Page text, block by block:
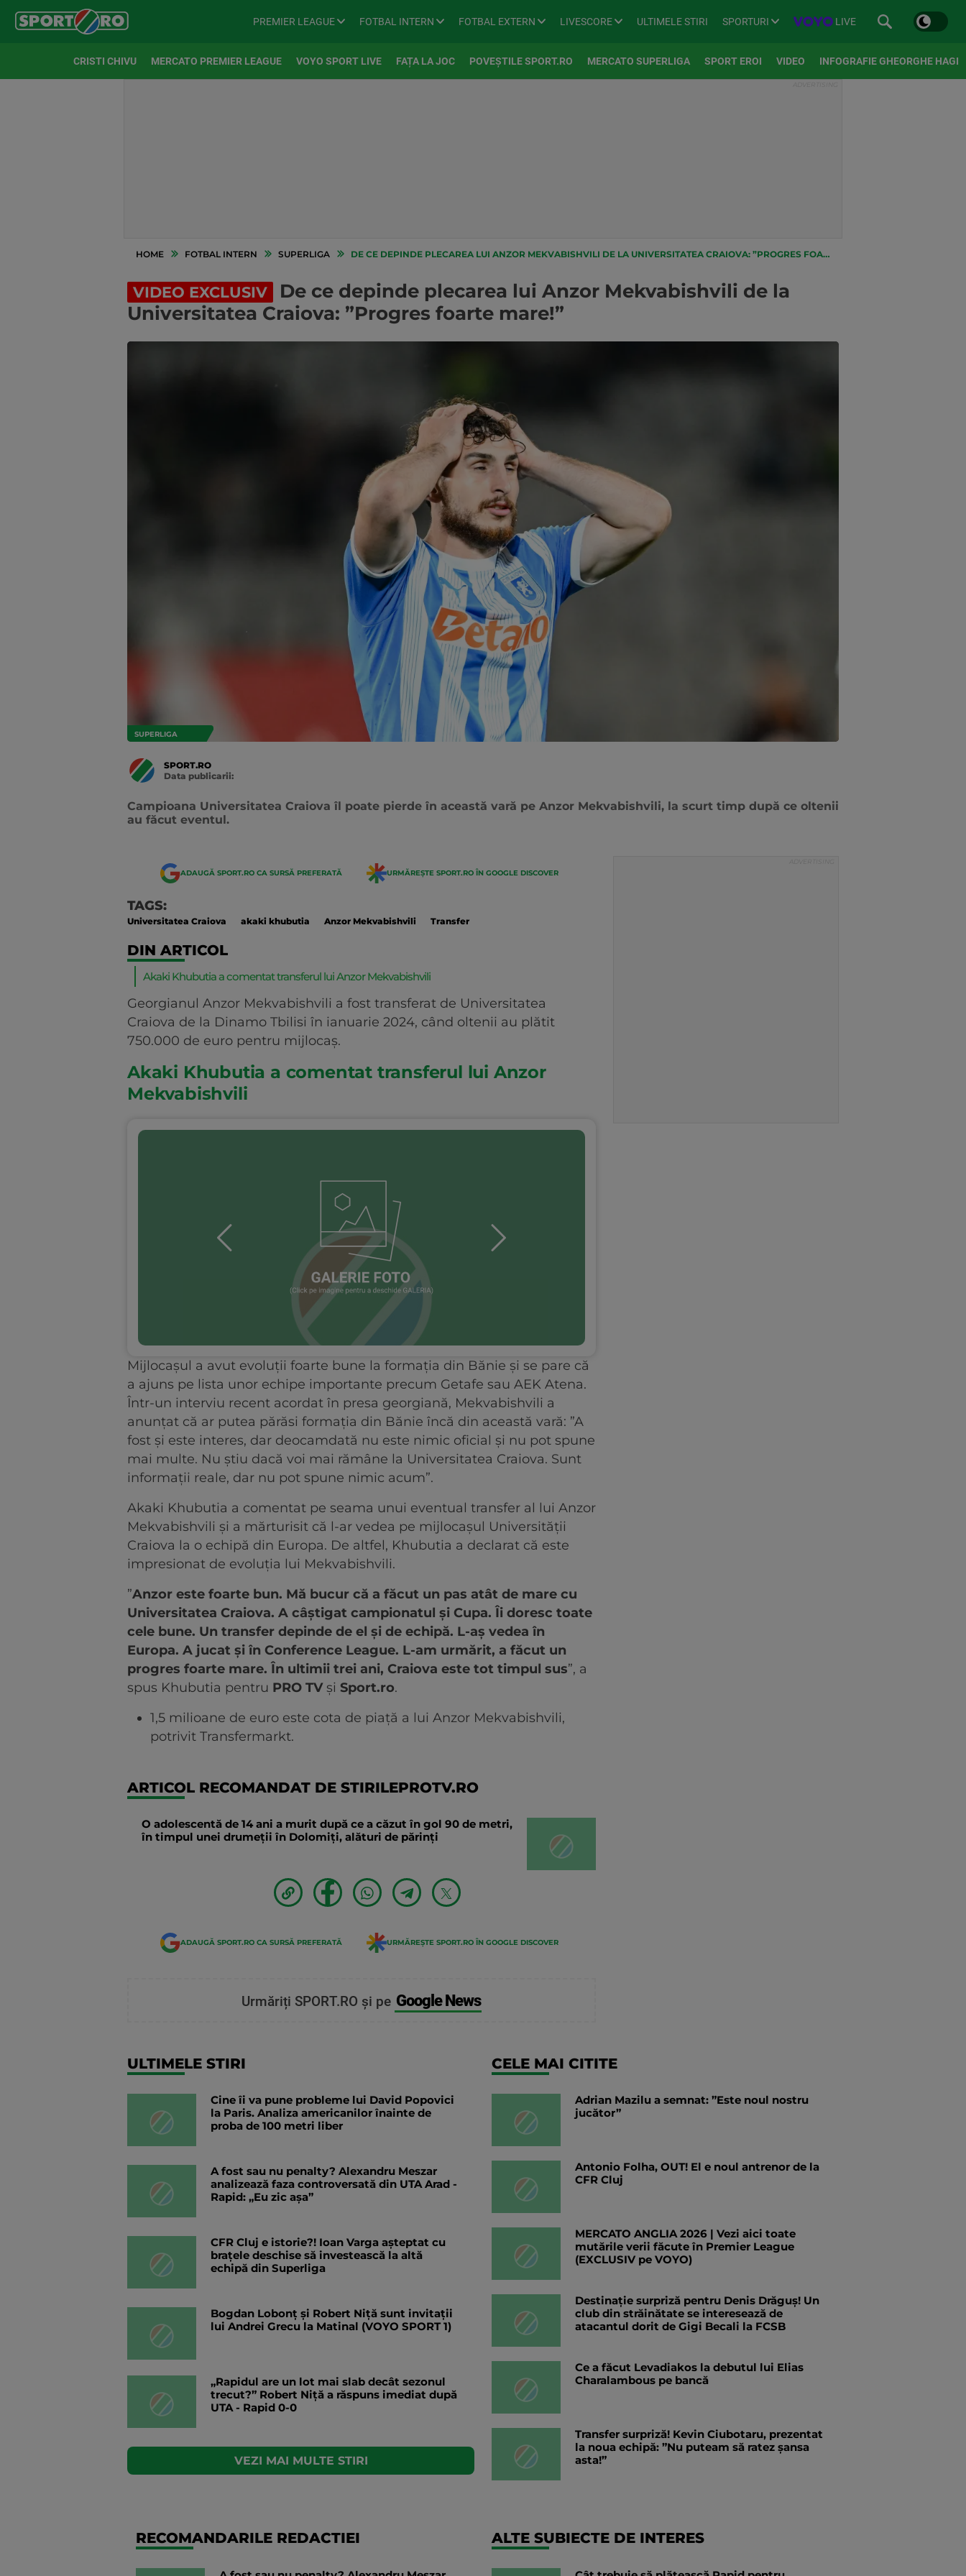
PREMIER LEAGUE FOTBAL INTERN FOTBAL EXTERN LIVESCORE ULTIMELE STIRI SPORTURI LIVE
CRISTI CHIVU MERCATO PREMIER LEAGUE VOYO SPORT LIVE FAȚA LA JOC POVEȘTILE SPORT.RO MERCATO SUPERLIGA SPORT EROI VIDEO INFOGRAFIE GHEORGHE HAGI
HOME FOTBAL INTERN SUPERLIGA DE CE DEPINDE PLECAREA LUI ANZOR MEKVABISHVILI DE LA UNIVERSITATEA CRAIOVA: ”PROGRES FOARTE MARE!”
VIDEO EXCLUSIV
De ce depinde plecarea lui Anzor Mekvabishvili de la
Universitatea Craiova: ”Progres foarte mare!”
SUPERLIGA
SPORT.RO
Data publicarii:
Campioana Universitatea Craiova îl poate pierde în această vară pe Anzor Mekvabishvili, la scurt timp după ce oltenii
au făcut eventul.
ADAUGĂ SPORT.RO CA SURSĂ PREFERATĂ URMĂREȘTE SPORT.RO ÎN GOOGLE DISCOVER
TAGS:
Universitatea Craiova akaki khubutia Anzor Mekvabishvili Transfer
DIN ARTICOL
Akaki Khubutia a comentat transferul lui Anzor Mekvabishvili
Georgianul Anzor Mekvabishvili a fost transferat de Universitatea
Craiova de la Dinamo Tbilisi în ianuarie 2024, când oltenii au plătit
750.000 de euro pentru mijlocaș.
Akaki Khubutia a comentat transferul lui Anzor
Mekvabishvili
Mijlocașul a avut evoluții foarte bune la formația din Bănie și se pare că
a ajuns pe lista unor echipe importante precum Getafe sau AEK Atena.
Într-un interviu recent acordat în presa georgiană, Mekvabishvili a
anunțat că ar putea părăsi formația din Bănie încă din această vară: ”A
fost și este interes, dar deocamdată nu este nimic oficial și nu pot spune
mai multe. Nu știu dacă voi mai rămâne la Universitatea Craiova. Sunt
informații reale, dar nu pot spune nimic acum”.
Akaki Khubutia a comentat pe seama unui eventual transfer al lui Anzor
Mekvabishvili și a mărturisit că l-ar vedea pe mijlocașul Universității
Craiova la o echipă din Europa. De altfel, Khubutia a declarat că este
impresionat de evoluția lui Mekvabishvili.
”Anzor este foarte bun. Mă bucur că a făcut un pas atât de mare cu
Universitatea Craiova. A câștigat campionatul și Cupa. Îi doresc toate
cele bune. Un transfer depinde de el și de echipă. L-aș vedea în
Europa. A jucat și în Conference League. L-am urmărit, a făcut un
progres foarte mare. În ultimii trei ani, Craiova este tot timpul sus”, a
spus Khubutia pentru PRO TVși Sport.ro.
1,5 milioane de euro este cota de piață a lui Anzor Mekvabishvili,
potrivit Transfermarkt.
ARTICOL RECOMANDAT DE STIRILEPROTV.RO
O adolescentă de 14 ani a murit după ce a căzut în gol 90 de metri,
în timpul unei drumeții în Dolomiți, alături de părinți
ADAUGĂ SPORT.RO CA SURSĂ PREFERATĂ URMĂREȘTE SPORT.RO ÎN GOOGLE DISCOVER
Urmăriți SPORT.RO și pe Google News
ULTIMELE STIRI
Cine îi va pune probleme lui David Popovici
la Paris. Analiza americanilor înainte de
proba de 100 metri liber
A fost sau nu penalty? Alexandru Meszar
analizează faza controversată din UTA Arad -
Rapid: „Eu zic așa”
CFR Cluj e istorie?! Ioan Varga așteptat cu
brațele deschise să investească la altă
echipă din Superliga
Bogdan Lobonț și Robert Niță sunt invitații
lui Andrei Grecu la Matinal (VOYO SPORT 1)
„Rapidul are un lot mai slab decât sezonul
trecut?” Robert Niță a răspuns imediat după
UTA - Rapid 0-0
VEZI MAI MULTE STIRI
CELE MAI CITITE
Adrian Mazilu a semnat: ”Este noul nostru
jucător”
Antonio Folha, OUT! El e noul antrenor de la
CFR Cluj
MERCATO ANGLIA 2026 | Vezi aici toate
mutările verii făcute în Premier League
(EXCLUSIV pe VOYO)
Destinație surpriză pentru Denis Drăguș! Un
club din străinătate se interesează de
atacantul dorit de Gigi Becali la FCSB
Ce a făcut Levadiakos la debutul lui Elias
Charalambous pe bancă
Transfer surpriză! Kevin Ciubotaru, prezentat
la noua echipă: ”Nu puteam să ratez șansa
asta!”
RECOMANDARILE REDACTIEI ALTE SUBIECTE DE INTERES